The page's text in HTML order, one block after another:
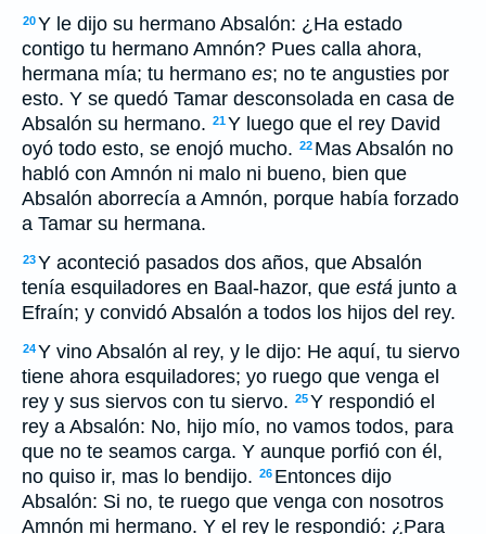
20Y le dijo su hermano Absalón: ¿Ha estado
contigo tu hermano Amnón? Pues calla ahora,
hermana mía; tu hermano es; no te angusties por
esto. Y se quedó Tamar desconsolada en casa de
Absalón su hermano. 21Y luego que el rey David
oyó todo esto, se enojó mucho. 22 Mas Absalón no
habló con Amnón ni malo ni bueno, bien que
Absalón aborrecía a Amnón, porque había forzado
a Tamar su hermana.
23Y aconteció pasados dos años, que Absalón
tenía esquiladores en Baal-hazor, que está junto a
Efraín; y convidó Absalón a todos los hijos del rey.
24Y vino Absalón al rey, y le dijo: He aquí, tu siervo
tiene ahora esquiladores; yo ruego que venga el
rey y sus siervos con tu siervo. 25Y respondió el
rey a Absalón: No, hijo mío, no vamos todos, para
que no te seamos carga. Y aunque porfió con él,
no quiso ir, mas lo bendijo. 26 Entonces dijo
Absalón: Si no, te ruego que venga con nosotros
Amnón mi hermano. Y el rey le respondió: ¿Para